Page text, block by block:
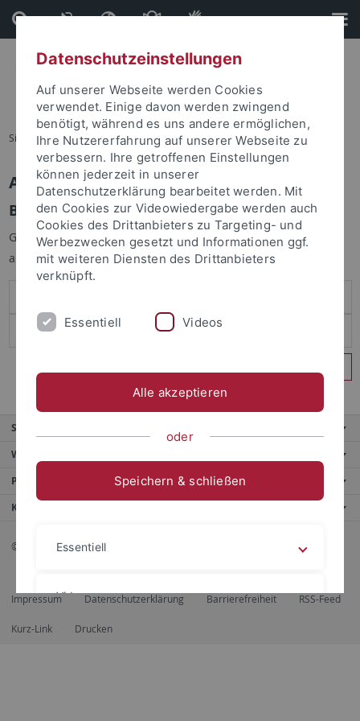
Direkt
zum
Inhalt
Direkt
zur
Fußleiste
Sie sind hier: Startseite
Anmelden
Benutzeranmeldung
Geben Sie Ihren Benutzernamen und Ihr Passwort an um sich
anzumelden:
Service
Weitere Angebote
Portale
Kontaktinfo
© 2026 Eberhard Karls Universität Tübingen, Tübingen
Impressum Datenschutzerklärung Barrierefreiheit RSS-Feed
Kurz-Link Drucken
Datenschutzeinstellungen
Auf unserer Webseite werden Cookies
verwendet. Einige davon werden zwingend
benötigt, während es uns andere ermöglichen,
Ihre Nutzererfahrung auf unserer Webseite zu
verbessern. Ihre getroffenen Einstellungen
können jederzeit in unserer
Datenschutzerklärung bearbeitet werden. Mit
den Cookies zur Videowiedergabe werden auch
Cookies des Drittanbieters zu Targeting- und
Werbezwecken gesetzt und Informationen ggf.
mit weiteren Diensten des Drittanbieters
verknüpft.
Essentiell Videos
Alle akzeptieren
oder
Speichern & schließen
Essentiell
Videos